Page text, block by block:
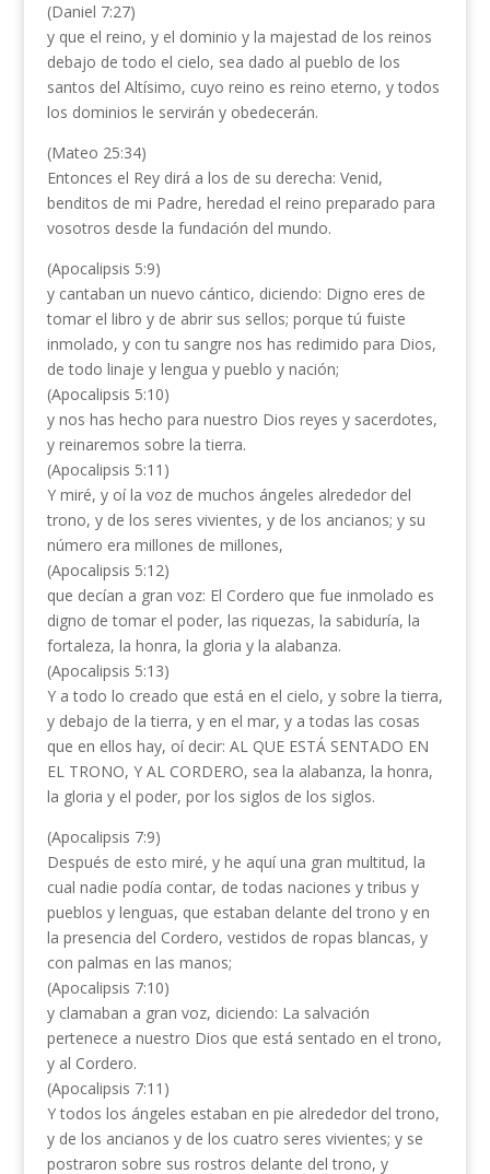
(Daniel 7:27)
y que el reino, y el dominio y la majestad de los reinos
debajo de todo el cielo, sea dado al pueblo de los
santos del Altísimo, cuyo reino es reino eterno, y todos
los dominios le servirán y obedecerán.
(Mateo 25:34)
Entonces el Rey dirá a los de su derecha: Venid,
benditos de mi Padre, heredad el reino preparado para
vosotros desde la fundación del mundo.
(Apocalipsis 5:9)
y cantaban un nuevo cántico, diciendo: Digno eres de
tomar el libro y de abrir sus sellos; porque tú fuiste
inmolado, y con tu sangre nos has redimido para Dios,
de todo linaje y lengua y pueblo y nación;
(Apocalipsis 5:10)
y nos has hecho para nuestro Dios reyes y sacerdotes,
y reinaremos sobre la tierra.
(Apocalipsis 5:11)
Y miré, y oí la voz de muchos ángeles alrededor del
trono, y de los seres vivientes, y de los ancianos; y su
número era millones de millones,
(Apocalipsis 5:12)
que decían a gran voz: El Cordero que fue inmolado es
digno de tomar el poder, las riquezas, la sabiduría, la
fortaleza, la honra, la gloria y la alabanza.
(Apocalipsis 5:13)
Y a todo lo creado que está en el cielo, y sobre la tierra,
y debajo de la tierra, y en el mar, y a todas las cosas
que en ellos hay, oí decir: AL QUE ESTÁ SENTADO EN
EL TRONO, Y AL CORDERO, sea la alabanza, la honra,
la gloria y el poder, por los siglos de los siglos.
(Apocalipsis 7:9)
Después de esto miré, y he aquí una gran multitud, la
cual nadie podía contar, de todas naciones y tribus y
pueblos y lenguas, que estaban delante del trono y en
la presencia del Cordero, vestidos de ropas blancas, y
con palmas en las manos;
(Apocalipsis 7:10)
y clamaban a gran voz, diciendo: La salvación
pertenece a nuestro Dios que está sentado en el trono,
y al Cordero.
(Apocalipsis 7:11)
Y todos los ángeles estaban en pie alrededor del trono,
y de los ancianos y de los cuatro seres vivientes; y se
postraron sobre sus rostros delante del trono, y